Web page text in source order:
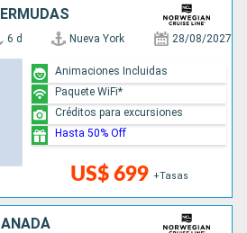
6 d Nueva York 28/08/2027
US$ 699 +Tasas
Animaciones Incluidas
Paquete WiFi*
Créditos para excursiones
Hasta 50% Off